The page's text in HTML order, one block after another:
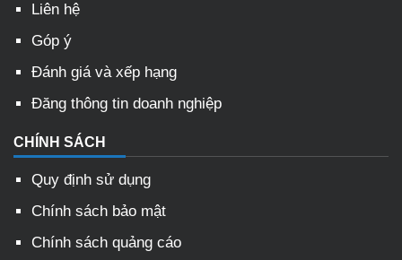
Liên hệ
Góp ý
Đánh giá và xếp hạng
Đăng thông tin doanh nghiệp
CHÍNH SÁCH
Quy định sử dụng
Chính sách bảo mật
Chính sách quảng cáo